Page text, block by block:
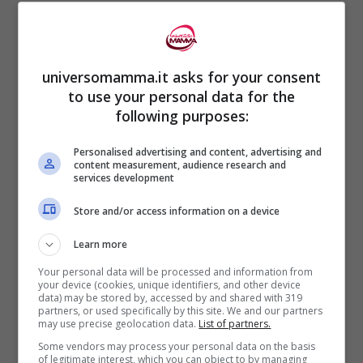
Lo HIF ha rilevato che questi brand
utilizzano di proposito unforte appeal per i
ragazzi e i piccoli
grafica accattivante
immagini forti
enfasi su umorismo e
intrattenimento
universomamma.it asks for your consent
to use your personal data for the
following purposes:
Personalised advertising and content, advertising and
content measurement, audience research and
services development
Store and/or access information on a device
Learn more
Your personal data will be processed and information from
your device (cookies, unique identifiers, and other device
data) may be stored by, accessed by and shared with 319
partners, or used specifically by this site. We and our partners
may use precise geolocation data. List of partners.
Some vendors may process your personal data on the basis
of legitimate interest, which you can object to by managing